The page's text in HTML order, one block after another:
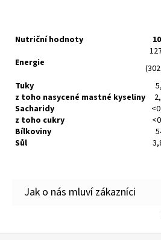
Nutriční hodnoty
Energie
Tuky
z toho nasycené mastné kyseliny
Sacharidy
z toho cukry
Bílkoviny
Sůl